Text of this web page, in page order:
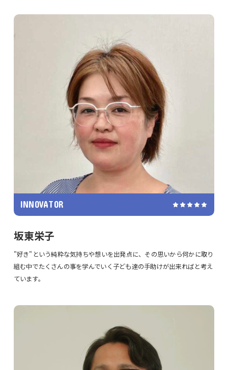
INNOVATOR
坂東栄子
"好き"という純粋な気持ちや想いを出発点に、その思いから何かに取り
組む中でたくさんの事を学んでいく子ども達の手助けが出来ればと考え
ています。